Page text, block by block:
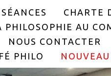
CHARTE
PHILOSOPHIE AU
NOUS CONTACTER
PHILO